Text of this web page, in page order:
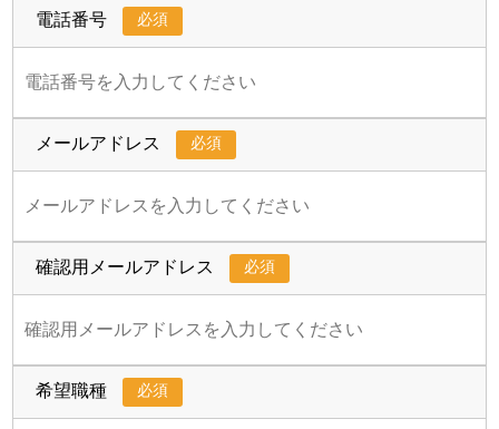
電話番号 必須
メールアドレス 必須
確認用メールアドレス 必須
希望職種 必須